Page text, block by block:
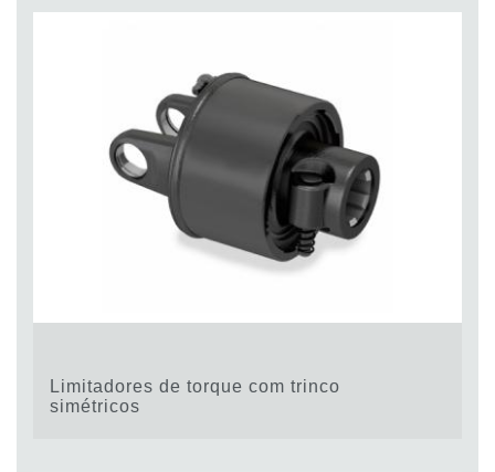
Limitadores de torque com trinco
simétricos